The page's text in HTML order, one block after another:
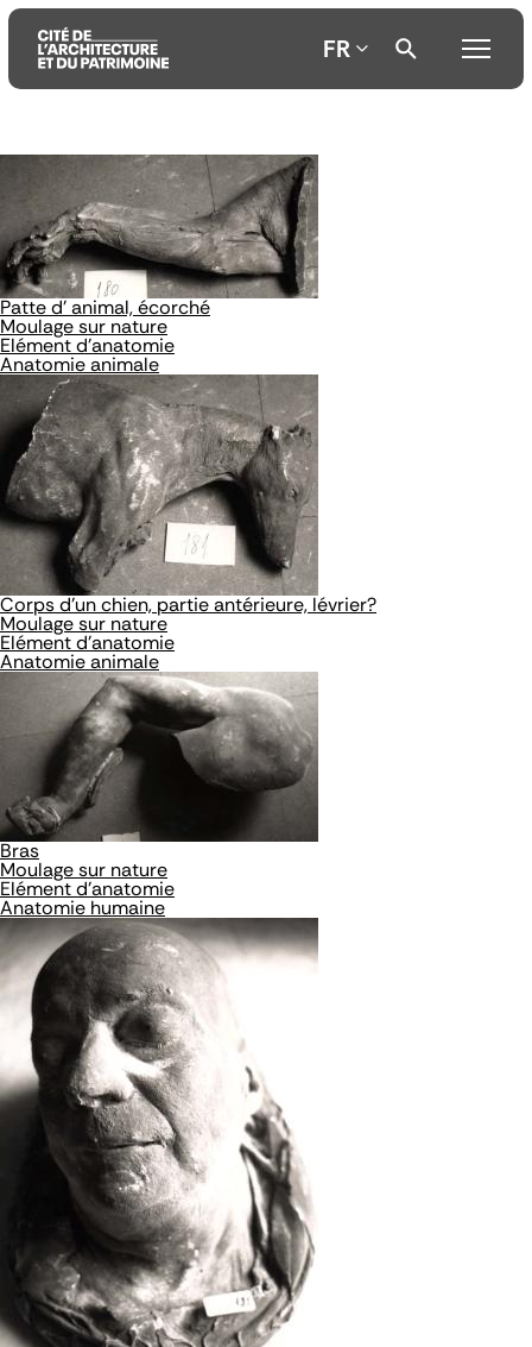
contenu
principal
menu
principal
recherche
FR
Patte d' animal, écorché
Moulage sur nature
Elément d'anatomie
Anatomie animale
Corps d'un chien, partie antérieure, lévrier?
Moulage sur nature
Elément d'anatomie
Anatomie animale
Bras
Moulage sur nature
Elément d'anatomie
Anatomie humaine